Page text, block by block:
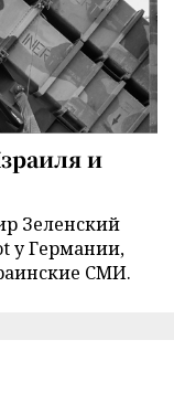
и
Зеленский
у Германии,
СМИ.